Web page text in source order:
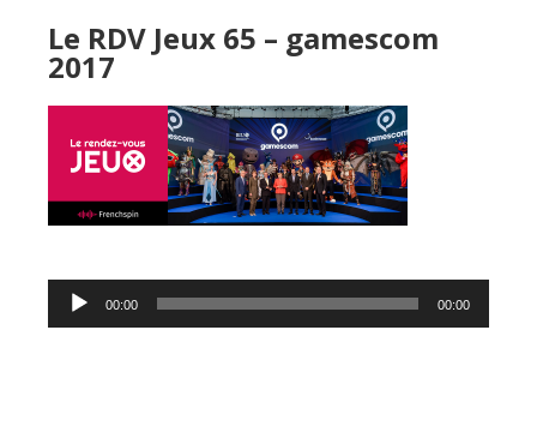
Le RDV Jeux 65 – gamescom
2017
Lecteur
audio
00:00 00:00